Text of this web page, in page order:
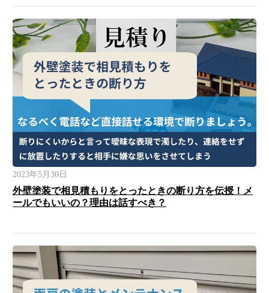
2023年5月30日
外壁塗装で相見積もりをとったときの断り方を伝授！メ
ールでもいいの？理由は話すべき？